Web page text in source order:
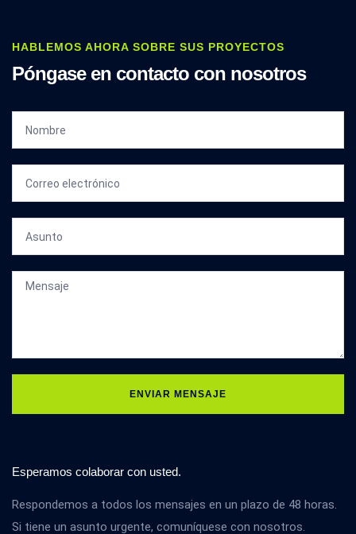
HABLEMOS AHORA SOBRE SUS PROYECTOS
Póngase en contacto con nosotros
ENVIAR MENSAJE
Esperamos colaborar con usted.
Respondemos a todos los mensajes en un plazo de 48 horas.
Si tiene un asunto urgente, comuníquese con nosotros.